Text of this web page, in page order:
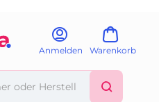
Anmelden Warenkorb